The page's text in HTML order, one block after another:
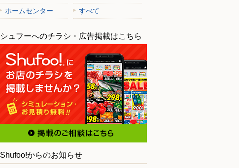
ホームセンター
すべて
シュフーへのチラシ・広告掲載はこちら
Shufoo!からのお知らせ